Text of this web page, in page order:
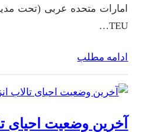
TEU…
ادامه مطلب
آخرین وضعیت